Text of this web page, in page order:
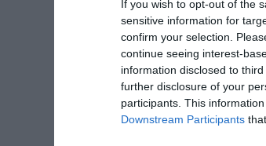
If you wish to opt-out of the
sensitive information for
confirm your selection.
continue seeing interest-
information disclosed to
further disclosure of your
participants. This
Downstream Participants